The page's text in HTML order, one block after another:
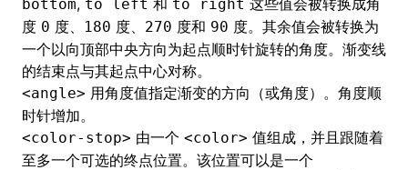
bottom, to left 和 to right 这些值会被转换成角
度 0 度、 180 度、 270 度和 90 度。其余值会被转换为
一个以向顶部中央方向为起点顺时针旋转的角度。渐变线
的结束点与其起点中心对称。
<angle> 用角度值指定渐变的方向（或角度）。角度顺
时针增加。
<color-stop> 由一个 <color> 值组成，并且跟随着
至多一个可选的终点位置。该位置可以是一个